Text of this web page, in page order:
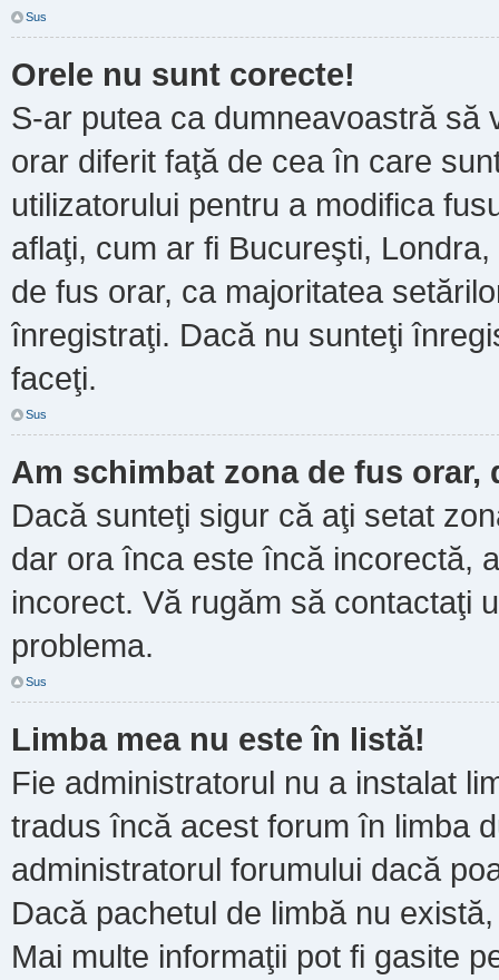
Sus
Orele nu sunt corecte!
S-ar putea ca dumneavoastră să
orar diferit faţă de cea în care
utilizatorului pentru a modifica
aflaţi, cum ar fi Bucureşti,
de fus orar, ca majoritatea
înregistraţi. Dacă nu sunteţi
faceţi.
Sus
Am schimbat zona de fus orar,
Dacă sunteţi sigur că aţi setat
dar ora înca este încă incorectă,
incorect. Vă rugăm să contactaţi
problema.
Sus
Limba mea nu este în listă!
Fie administratorul nu a instalat
tradus încă acest forum în limba
administratorul forumului dacă
Dacă pachetul de limbă nu
Mai multe informaţii pot fi gasite